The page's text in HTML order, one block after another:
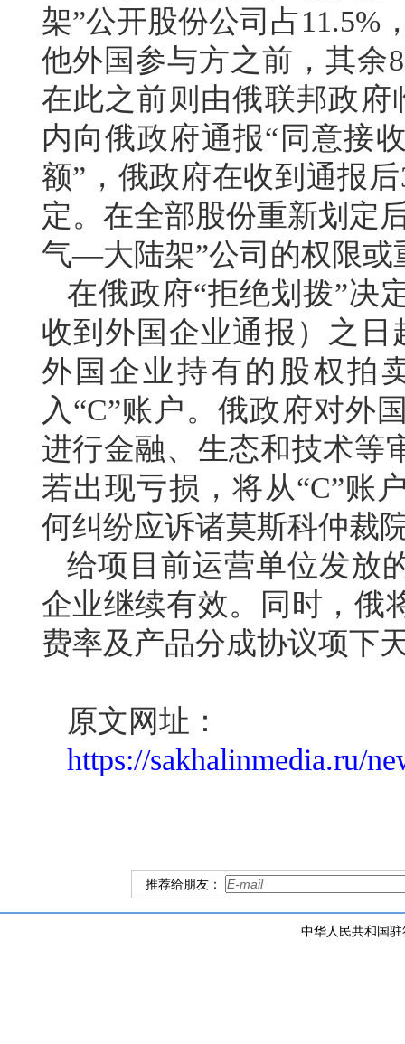
架”公开股份公司占11.5%
他外国参与方之前，其余
在此之前则由俄联邦政
内向俄政府通报“同意接
额”，俄政府在收到通报
定。在全部股份重新划定
气—大陆架”公司的权限或
在俄政府“拒绝划拨”决
收到外国企业通报）之
外国企业持有的股权拍
入“C”账户。俄政府对外
进行金融、生态和技术等
若出现亏损，将从“C”账
何纠纷应诉诸莫斯科仲裁
给项目前运营单位发放
企业继续有效。同时，俄
费率及产品分成协议项下
原文网址：
https://sakhalinmedia.ru/
推荐给朋友：
中华人民共和国